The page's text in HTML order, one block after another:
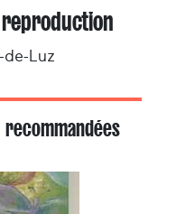
Luz